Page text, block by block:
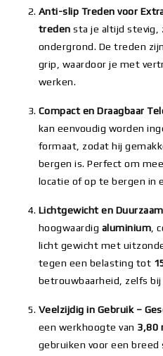
Anti-slip Treden voor
treden sta je altijd stevig,
ondergrond. De treden
grip, waardoor je met
werken.
Compact en Draagbaar
kan eenvoudig worden
formaat, zodat hij
bergen is. Perfect om
locatie of op te bergen in
Lichtgewicht en
hoogwaardig aluminium,
licht gewicht met
tegen een belasting tot
betrouwbaarheid, zelfs
Veelzijdig in Gebruik –
een werkhoogte van 3,80
gebruiken voor een breed